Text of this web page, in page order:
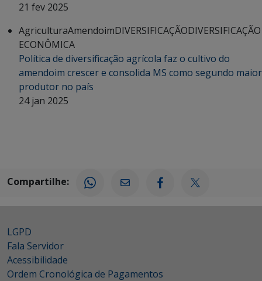
21 fev 2025
AgriculturaAmendoimDIVERSIFICAÇÃODIVERSIFICAÇÃO
ECONÔMICA
Política de diversificação agrícola faz o cultivo do
amendoim crescer e consolida MS como segundo maior
produtor no país
24 jan 2025
Compartilhe:
LGPD
Fala Servidor
Acessibilidade
Ordem Cronológica de Pagamentos